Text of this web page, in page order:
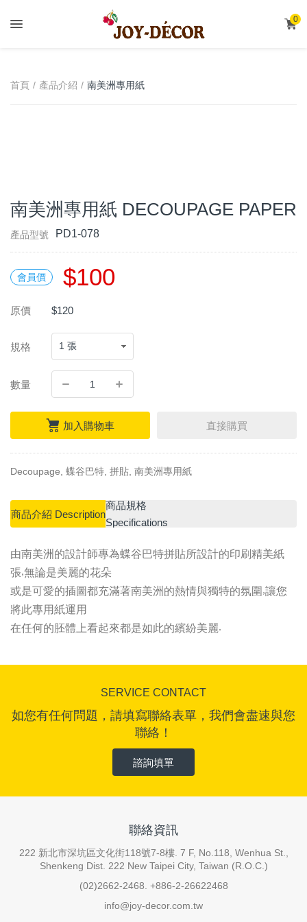
0
首頁 產品介紹
南美洲專用紙
南美洲專用紙 DECOUPAGE PAPER
產品型號 PD1-078
會員價 $100
原價 $120
規格
數量
加入購物車 直接購買
Decoupage, 蝶谷巴特, 拼貼, 南美洲專用紙
商品介紹 Description
商品規格
Specifications
由南美洲的設計師專為蝶谷巴特拼貼所設計的印刷精美紙
張,無論是美麗的花朵
或是可愛的插圖都充滿著南美洲的熱情與獨特的氛圍,讓您
將此專用紙運用
在任何的胚體上看起來都是如此的繽紛美麗.
SERVICE CONTACT
如您有任何問題，請填寫聯絡表單，我們會盡速與您
聯絡！
諮詢填單
聯絡資訊
222 新北市深坑區文化街118號7-8樓. 7 F, No.118, Wenhua St.,
Shenkeng Dist. 222 New Taipei City, Taiwan (R.O.C.)
(02)2662-2468. +886-2-26622468
info@joy-decor.com.tw